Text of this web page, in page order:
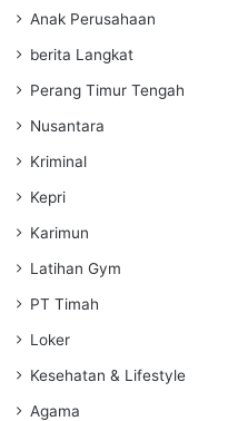
Anak Perusahaan
berita Langkat
Perang Timur Tengah
Nusantara
Kriminal
Kepri
Karimun
Latihan Gym
PT Timah
Loker
Kesehatan & Lifestyle
Agama